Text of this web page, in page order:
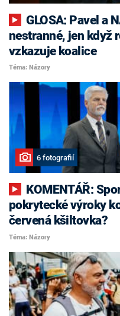
GLOSA: Pavel a NATO? Soudy jsou
nestranné, jen když
vzkazuje koalice
Téma: Názory
6 fotografií
pokrytecké výroky
červená kšiltovka?
Téma: Názory